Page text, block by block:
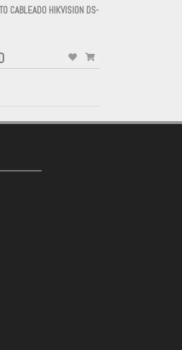
CABLEADO HIKVISION DS-